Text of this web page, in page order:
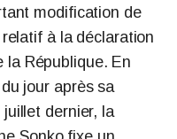
modification de
à la déclaration
la République. En
jour après sa
dernier, la